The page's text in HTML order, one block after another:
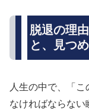
脱退の理
と、見つ
人生の中で、「
なければならない